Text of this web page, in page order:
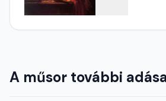
A műsor további